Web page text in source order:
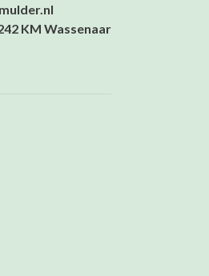
KM Wassenaar